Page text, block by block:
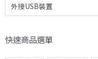
外接USB裝置
快速商品選單